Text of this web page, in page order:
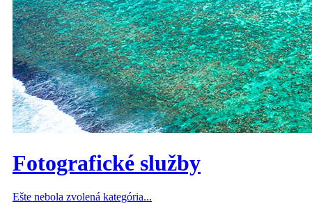
Fotografické služby
Ešte nebola zvolená kategória...